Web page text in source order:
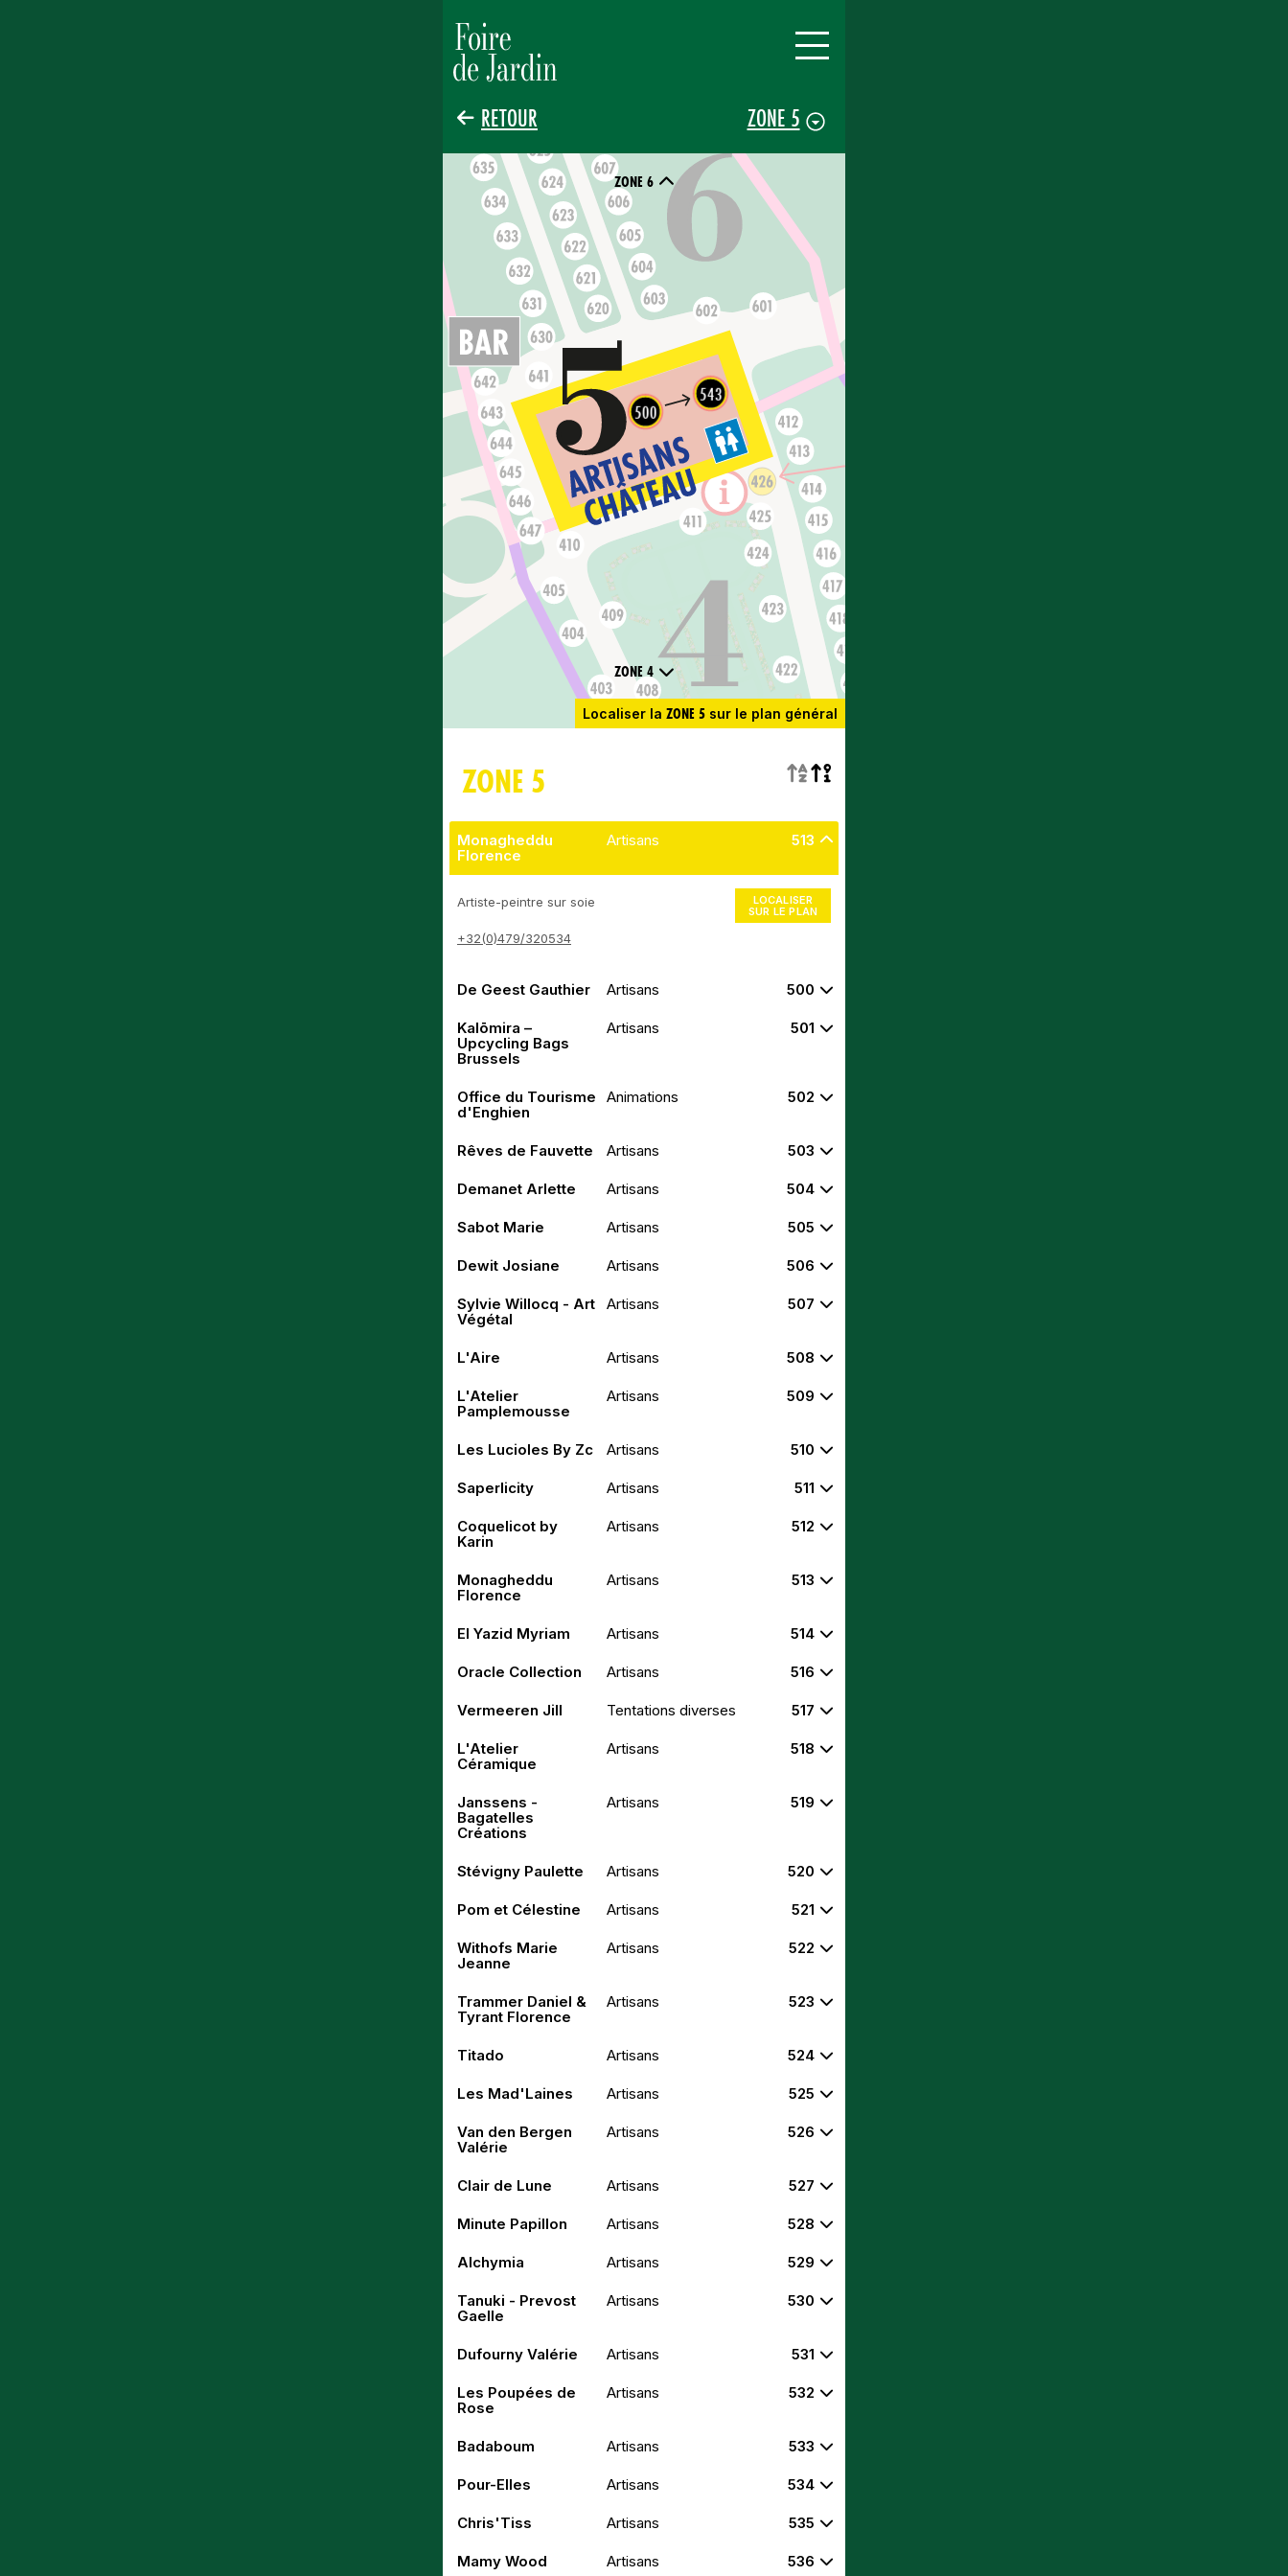
RETOUR ZONE 5
Localiser la ZONE 5sur le plan général
ZONE 6
ZONE 4
500
543
ZONE 5
Monagheddu
Florence
Artisans 513
Artiste-peintre sur soie
+32(0)479/320534
LOCALISER
SUR LE PLAN
De Geest Gauthier Artisans 500
Kalōmira –
Upcycling Bags
Brussels
Artisans 501
Office du Tourisme
d'Enghien
Animations 502
Rêves de Fauvette Artisans 503
Demanet Arlette Artisans 504
Sabot Marie Artisans 505
Dewit Josiane Artisans 506
Sylvie Willocq - Art
Végétal
Artisans 507
L'Aire Artisans 508
L'Atelier
Pamplemousse
Artisans 509
Les Lucioles By Zc Artisans 510
Saperlicity Artisans 511
Coquelicot by
Karin
Artisans 512
Monagheddu
Florence
Artisans 513
El Yazid Myriam Artisans 514
Oracle Collection Artisans 516
Vermeeren Jill Tentations diverses 517
L'Atelier
Céramique
Artisans 518
Janssens -
Bagatelles
Créations
Artisans 519
Stévigny Paulette Artisans 520
Pom et Célestine Artisans 521
Withofs Marie
Jeanne
Artisans 522
Trammer Daniel &
Tyrant Florence
Artisans 523
Titado Artisans 524
Les Mad'Laines Artisans 525
Van den Bergen
Valérie
Artisans 526
Clair de Lune Artisans 527
Minute Papillon Artisans 528
Alchymia Artisans 529
Tanuki - Prevost
Gaelle
Artisans 530
Dufourny Valérie Artisans 531
Les Poupées de
Rose
Artisans 532
Badaboum Artisans 533
Pour-Elles Artisans 534
Chris'Tiss Artisans 535
Mamy Wood Artisans 536